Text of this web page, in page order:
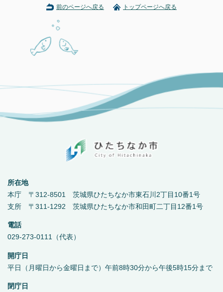
前のページへ戻る トップページへ戻る
所在地
本庁 〒312-8501 茨城県ひたちなか市東石川2丁目10番1号
支所 〒311-1292 茨城県ひたちなか市和田町二丁目12番1号
電話
029-273-0111（代表）
開庁日
平日（月曜日から金曜日まで）午前8時30分から午後5時15分まで
閉庁日